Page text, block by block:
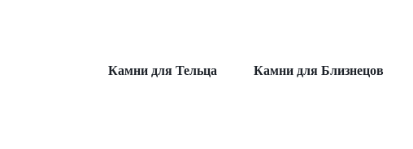
Камни для Тельца Камни для Близнецов